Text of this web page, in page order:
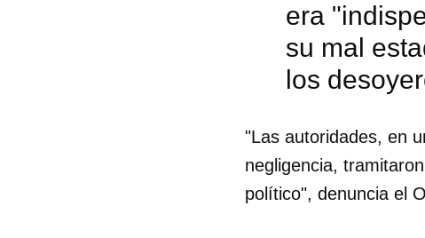
Guardar
Para
cuenta
era
su mal
los
"Las autoridades, en
negligencia,
político", denuncia el